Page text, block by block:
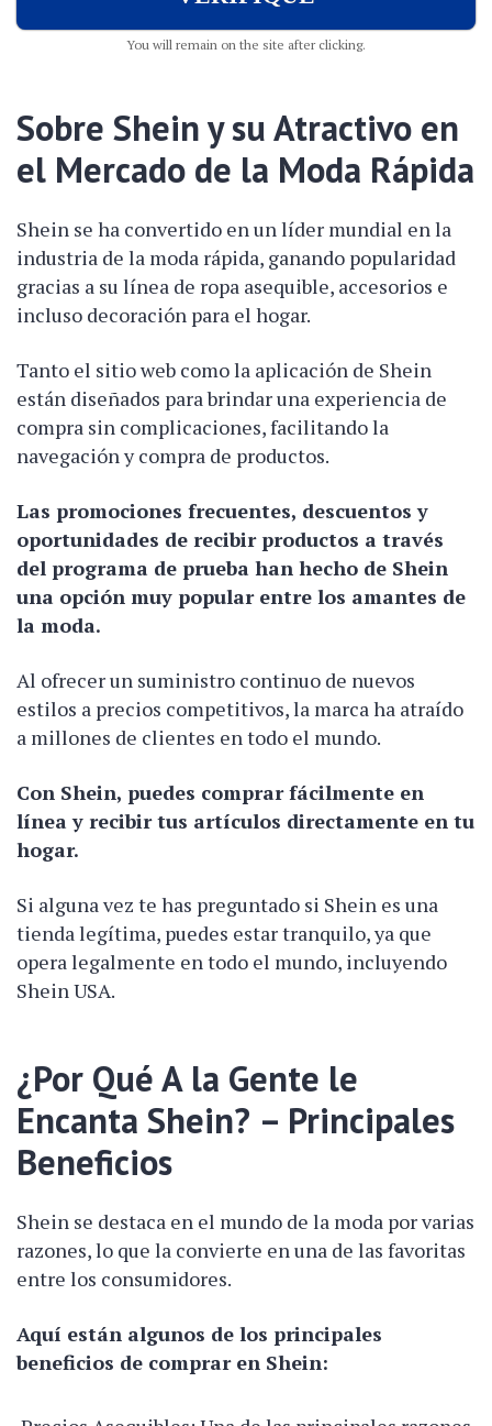
You will remain on the site after clicking.
Sobre Shein y su Atractivo en
el Mercado de la Moda Rápida
Shein se ha convertido en un líder mundial en la
industria de la moda rápida, ganando popularidad
gracias a su línea de ropa asequible, accesorios e
incluso decoración para el hogar.
Tanto el sitio web como la aplicación de Shein
están diseñados para brindar una experiencia de
compra sin complicaciones, facilitando la
navegación y compra de productos.
Las promociones frecuentes, descuentos y
oportunidades de recibir productos a través
del programa de prueba han hecho de Shein
una opción muy popular entre los amantes de
la moda.
Al ofrecer un suministro continuo de nuevos
estilos a precios competitivos, la marca ha atraído
a millones de clientes en todo el mundo.
Con Shein, puedes comprar fácilmente en
línea y recibir tus artículos directamente en tu
hogar.
Si alguna vez te has preguntado si Shein es una
tienda legítima, puedes estar tranquilo, ya que
opera legalmente en todo el mundo, incluyendo
Shein USA.
¿Por Qué A la Gente le
Encanta Shein? – Principales
Beneficios
Shein se destaca en el mundo de la moda por varias
razones, lo que la convierte en una de las favoritas
entre los consumidores.
Aquí están algunos de los principales
beneficios de comprar en Shein: